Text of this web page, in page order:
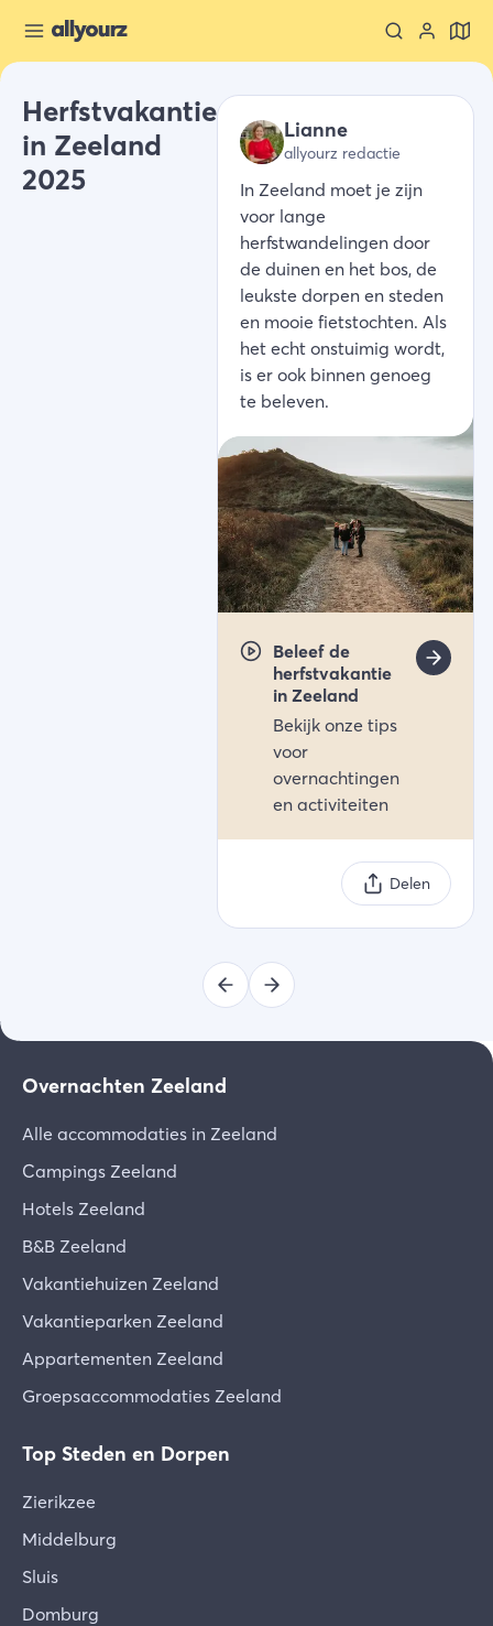
Herfstvakantie
in Zeeland
2025
Lianne
allyourz redactie
In Zeeland moet je zijn
voor lange
herfstwandelingen door
de duinen en het bos, de
leukste dorpen en steden
en mooie fietstochten. Als
het echt onstuimig wordt,
is er ook binnen genoeg
te beleven.
Beleef de
herfstvakantie
in Zeeland
Bekijk onze tips
voor
overnachtingen
en activiteiten
Delen
Overnachten Zeeland
Alle accommodaties in Zeeland
Campings Zeeland
Hotels Zeeland
B&B Zeeland
Vakantiehuizen Zeeland
Vakantieparken Zeeland
Appartementen Zeeland
Groepsaccommodaties Zeeland
Top Steden en Dorpen
Zierikzee
Middelburg
Sluis
Domburg